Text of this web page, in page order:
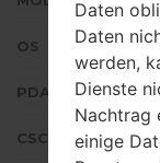
OS
PDA/AP
CSC AUSFÜHRUNG
Daten
Daten
werden,
Dienste
Nachtrag
einige